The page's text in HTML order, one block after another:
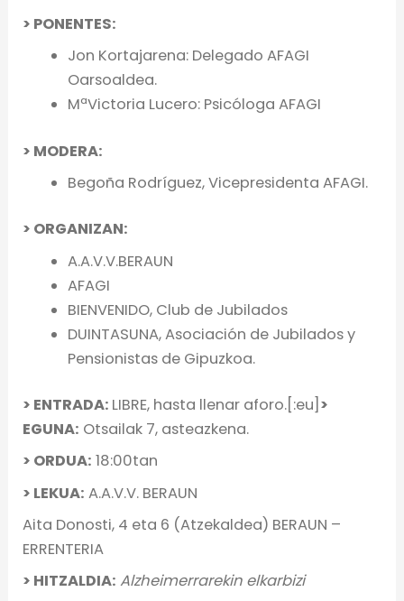
> PONENTES:
Jon Kortajarena: Delegado AFAGI
Oarsoaldea.
MªVictoria Lucero: Psicóloga AFAGI
> MODERA:
Begoña Rodríguez, Vicepresidenta AFAGI.
> ORGANIZAN:
A.A.V.V.BERAUN
AFAGI
BIENVENIDO, Club de Jubilados
DUINTASUNA, Asociación de Jubilados y
Pensionistas de Gipuzkoa.
> ENTRADA: LIBRE, hasta llenar aforo.[:eu] >
EGUNA: Otsailak 7, asteazkena.
> ORDUA: 18:00tan
> LEKUA: A.A.V.V. BERAUN
Aita Donosti, 4 eta 6 (Atzekaldea) BERAUN –
ERRENTERIA
> HITZALDIA: Alzheimerrarekin elkarbizi